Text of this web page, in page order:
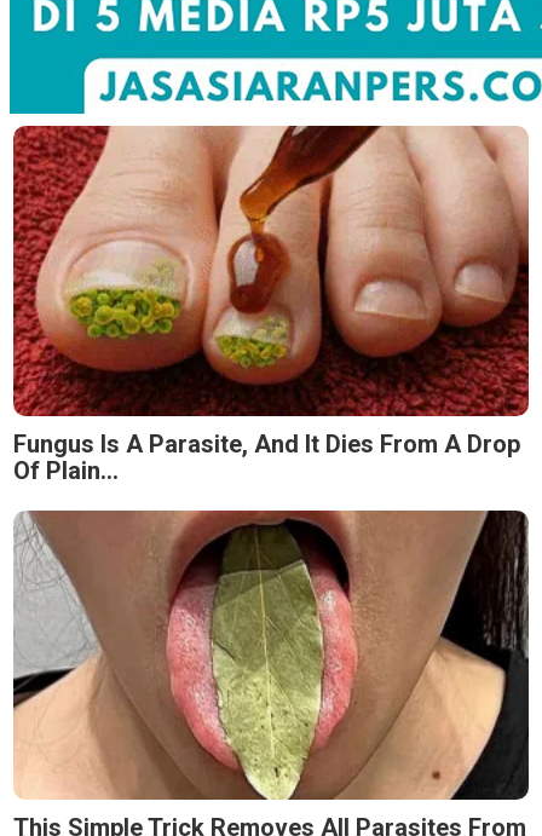
Fungus Is A Parasite, And It Dies From A Drop
Of Plain...
This Simple Trick Removes All Parasites From